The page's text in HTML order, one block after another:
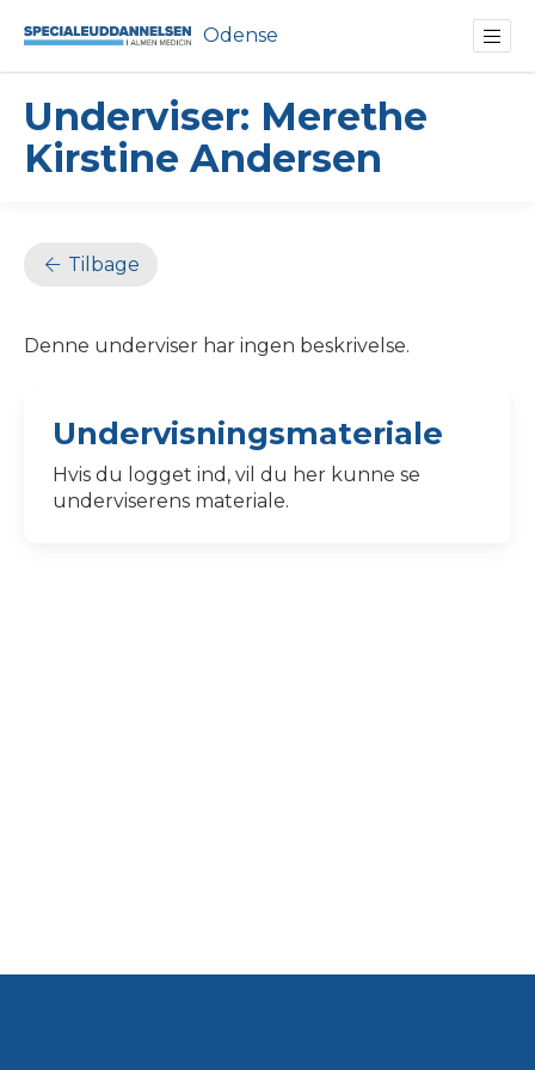
Odense
Underviser: Merethe
Kirstine Andersen
Tilbage
Denne underviser har ingen beskrivelse.
Undervisningsmateriale
Hvis du logget ind, vil du her kunne se
underviserens materiale.